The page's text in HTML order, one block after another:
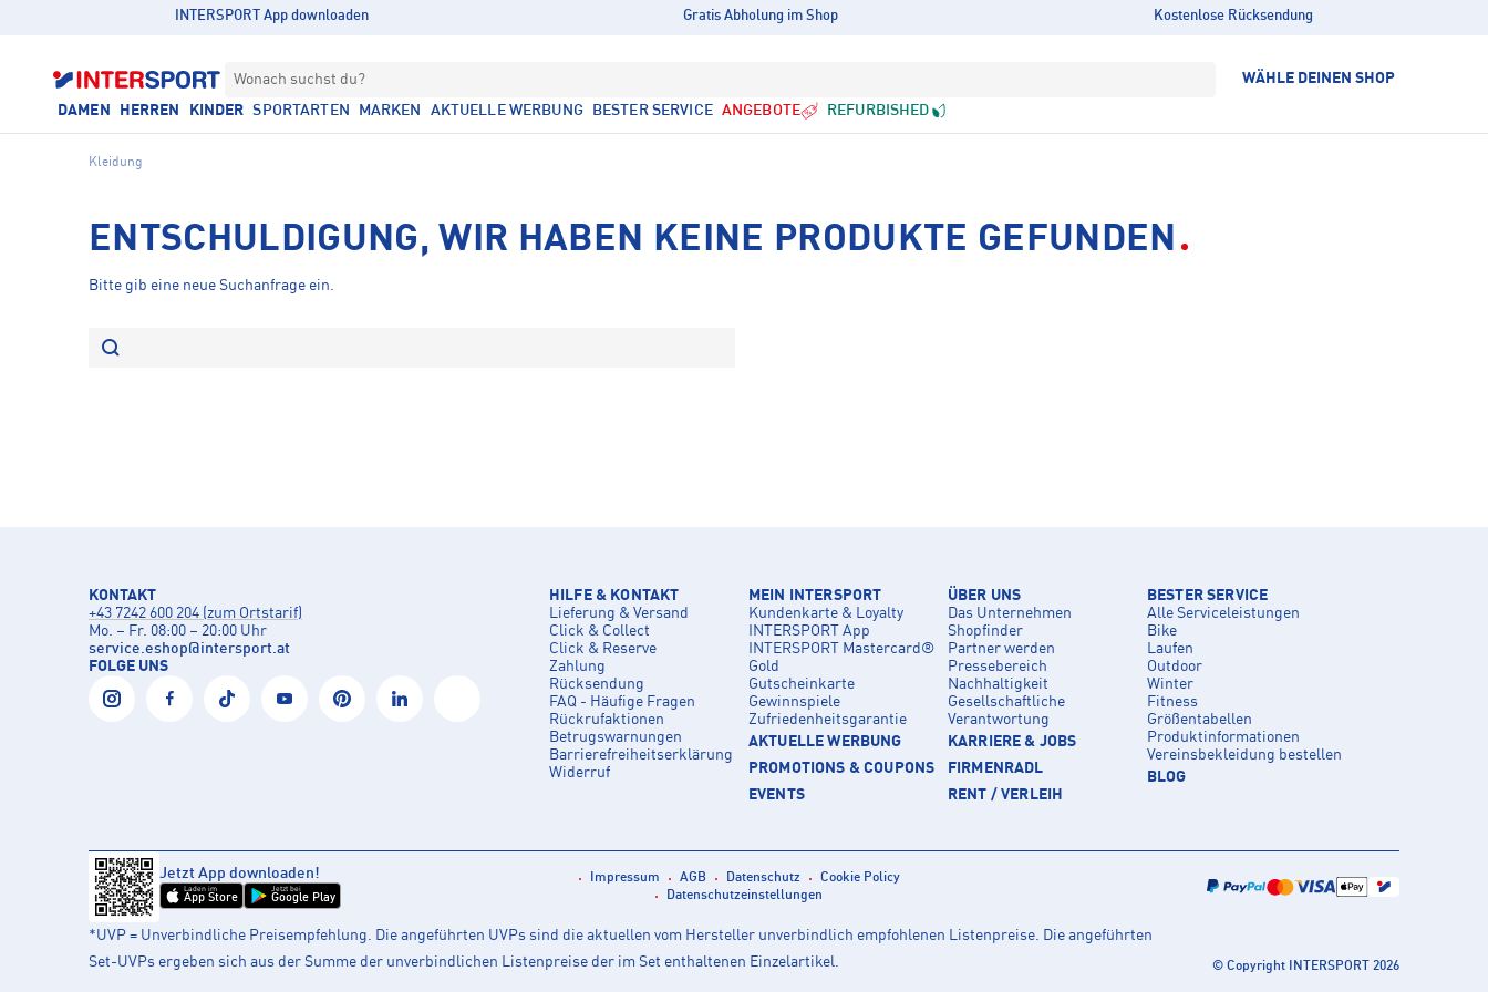
INTERSPORT App downloaden Gratis Abholung im Shop Kostenlose Rücksendung
Wonach suchst du? WÄHLE DEINEN SHOP
DAMEN HERREN KINDER SPORTARTEN MARKEN AKTUELLE WERBUNG BESTER SERVICE ANGEBOTE REFURBISHED
Kleidung
ENTSCHULDIGUNG, WIR HABEN KEINE PRODUKTE GEFUNDEN
Bitte gib eine neue Suchanfrage ein.
KONTAKT
+43 7242 600 204 (zum Ortstarif)
Mo. – Fr. 08:00 – 20:00 Uhr
service.eshop@intersport.at
FOLGE UNS
HILFE & KONTAKT
Lieferung & Versand
Click & Collect
Click & Reserve
Zahlung
Rücksendung
FAQ - Häufige Fragen
Rückrufaktionen
Betrugswarnungen
Barrierefreiheitserklärung
Widerruf
MEIN INTERSPORT
Kundenkarte & Loyalty
INTERSPORT App
INTERSPORT Mastercard®
Gold
Gutscheinkarte
Gewinnspiele
Zufriedenheitsgarantie
AKTUELLE WERBUNG
PROMOTIONS & COUPONS
EVENTS
ÜBER UNS
Das Unternehmen
Shopfinder
Partner werden
Pressebereich
Nachhaltigkeit
Gesellschaftliche
Verantwortung
KARRIERE & JOBS
FIRMENRADL
RENT / VERLEIH
BESTER SERVICE
Alle Serviceleistungen
Bike
Laufen
Outdoor
Winter
Fitness
Größentabellen
Produktinformationen
Vereinsbekleidung bestellen
BLOG
Jetzt App downloaden!
Laden im
App Store
Jetzt bei
Google Play
Impressum AGB Datenschutz
Cookie Policy
Datenschutzeinstellungen
*UVP = Unverbindliche Preisempfehlung. Die angeführten UVPs sind die aktuellen vom Hersteller unverbindlich empfohlenen Listenpreise. Die angeführten
Set-UVPs ergeben sich aus der Summe der unverbindlichen Listenpreise der im Set enthaltenen Einzelartikel.
© Copyright INTERSPORT 2026